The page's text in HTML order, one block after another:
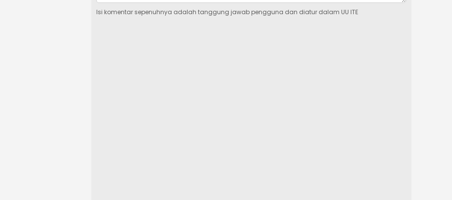
Isi komentar sepenuhnya adalah tanggung jawab pengguna dan diatur dalam UU ITE